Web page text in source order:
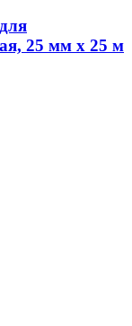
25 мм х 25 м